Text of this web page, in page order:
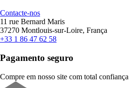
Contacte-nos
11 rue Bernard Maris
37270 Montlouis-sur-Loire, França
+33 1 86 47 62 58
Pagamento seguro
Compre em nosso site com total confiança